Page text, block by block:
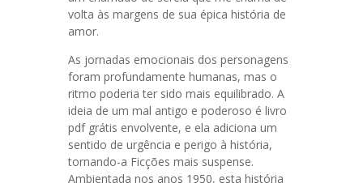
volta às margens de sua épica história de
amor.
As jornadas emocionais dos personagens
foram profundamente humanas, mas o
ritmo poderia ter sido mais equilibrado. A
ideia de um mal antigo e poderoso é livro
pdf grátis envolvente, e ela adiciona um
sentido de urgência e perigo à história,
tornando-a Ficções mais suspense.
Ambientada nos anos 1950, esta história